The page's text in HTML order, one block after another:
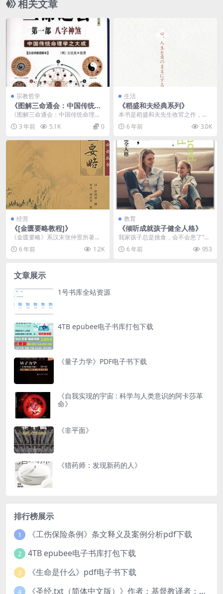
相关文章
宗教哲学
《图解三命通会：中国传统命
理学之大成》PDF电子书下载
《图解三命通会：中国传统命理学
之大成》PDF电子书下载介绍 &n
b... 3 年前 5.1K 0
生活
《稻盛和夫经典系列》
本书是稻盛和夫先生收官之作，也
是知名代表作之一。书中凝结了稻
盛先生一生的经营哲学...
6 年前 3.0K
经营
《[金匮要略教程]》
《金匮要略》系汉末张仲景所著，
是理论与实践相结合的中医经典著
作，为历代学习、研究...
6 年前 1.2K
教育
《倾听成就孩子健全人格》
我家孩子总是挑食，会不会患了“厌
食症”？我家孩子总是夜醒，是不是
有“睡眠障碍”？...
6 年前 953
文章展示
1号书库全站资源
4TB epubee电子书库打包下载
《量子力学》PDF电子书下载
《自我实现的宇宙 : 科学与人类意识的阿卡莎革
命》
《非平面》
《猎药师：发现新药的人》
排行榜展示
1 《工伤保险条例》条文释义及案例分析pdf下载
2 4TB epubee电子书库打包下载
3 《生命是什么》pdf电子书下载
4 《圣经.txt（简体中文版）》作者：基督教译者：中国基督教协会